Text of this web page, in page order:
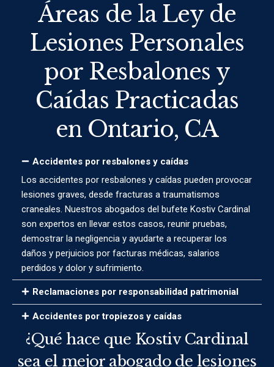
Áreas de la Ley de
Lesiones Personales
por Resbalones y
Caídas Practicadas
en Ontario, CA
Accidentes por resbalones y caídas
Los accidentes por resbalones y caídas pueden provocar
lesiones graves, desde fracturas a traumatismos
craneales. Nuestros abogados del bufete Kostiv Cardinal
son expertos en llevar estos casos, reunir pruebas,
demostrar la negligencia y ayudarte a recuperar los
daños y perjuicios por facturas médicas, salarios
perdidos y dolor y sufrimiento.
Reclamaciones por responsabilidad patrimonial
Accidentes por tropiezos y caídas
¿Qué hace que Kostiv Cardinal
sea el mejor abogado de lesiones